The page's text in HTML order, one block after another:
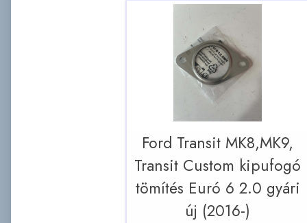
Ford Transit MK8,MK9,
Transit Custom kipufogó
tömítés Euró 6 2.0 gyári
új (2016-)